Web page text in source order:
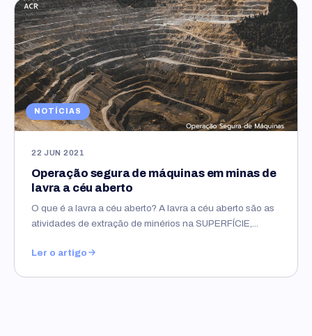
NOTÍCIAS
22 JUN 2021
Operação segura de máquinas em minas de
lavra a céu aberto
O que é a lavra a céu aberto? A lavra a céu aberto são as
atividades de extração de minérios na SUPERFÍCIE,...
Ler o artigo